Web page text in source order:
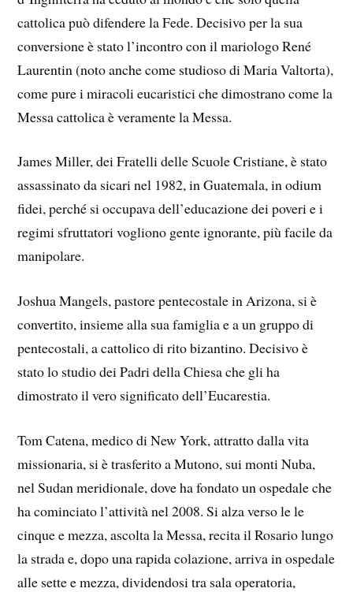
cattolica può difendere la Fede. Decisivo per la sua
conversione è stato l’incontro con il mariologo René
Laurentin (noto anche come studioso di Maria Valtorta),
come pure i miracoli eucaristici che dimostrano come la
Messa cattolica è veramente la Messa.
James Miller, dei Fratelli delle Scuole Cristiane, è stato
assassinato da sicari nel 1982, in Guatemala, in odium
fidei, perché si occupava dell’educazione dei poveri e i
regimi sfruttatori vogliono gente ignorante, più facile da
manipolare.
Joshua Mangels, pastore pentecostale in Arizona, si è
convertito, insieme alla sua famiglia e a un gruppo di
pentecostali, a cattolico di rito bizantino. Decisivo è
stato lo studio dei Padri della Chiesa che gli ha
dimostrato il vero significato dell’Eucarestia.
Tom Catena, medico di New York, attratto dalla vita
missionaria, si è trasferito a Mutono, sui monti Nuba,
nel Sudan meridionale, dove ha fondato un ospedale che
ha cominciato l’attività nel 2008. Si alza verso le le
cinque e mezza, ascolta la Messa, recita il Rosario lungo
la strada e, dopo una rapida colazione, arriva in ospedale
alle sette e mezza, dividendosi tra sala operatoria,